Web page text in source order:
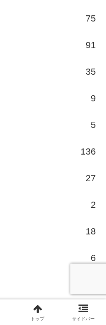
75
91
35
9
5
136
27
2
18
6
73
トップ サイドバー